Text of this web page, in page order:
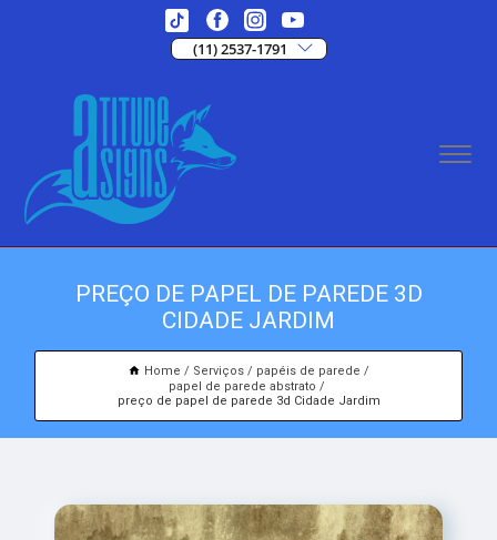
(11) 2537-1791
PREÇO DE PAPEL DE PAREDE 3D
CIDADE JARDIM
Home Serviços
papéis de parede
papel de parede abstrato
preço de papel de parede 3d Cidade Jardim